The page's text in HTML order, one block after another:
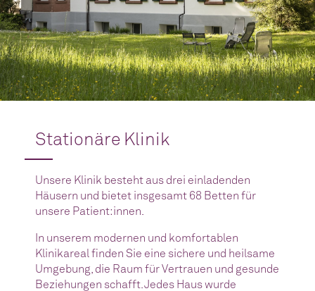
Stationäre Klinik
Unsere Klinik besteht aus drei einladenden
Häusern und bietet insgesamt 68 Betten für
unsere Patient:innen.
In unserem modernen und komfortablen
Klinikareal finden Sie eine sichere und heilsame
Umgebung, die Raum für Vertrauen und gesunde
Beziehungen schafft. Jedes Haus wurde